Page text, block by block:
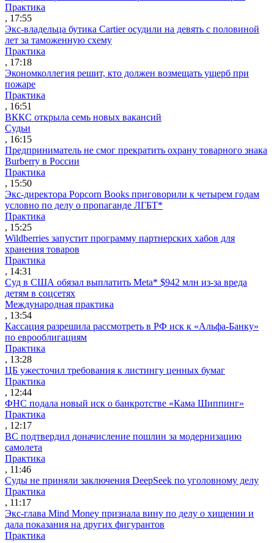
Практика
, 17:55
Экс-владельца бутика Cartier осудили на девять с половиной
лет за таможенную схему
Практика
, 17:18
Экономколлегия решит, кто должен возмещать ущерб при
пожаре
Практика
, 16:51
ВККС открыла семь новых вакансий
Судьи
, 16:15
Предприниматель не смог прекратить охрану товарного знака
Burberry в России
Практика
, 15:50
Экс-директора Popcorn Books приговорили к четырем годам
условно по делу о пропаганде ЛГБТ*
Практика
, 15:25
Wildberries запустит программу партнерских хабов для
хранения товаров
Практика
, 14:31
Суд в США обязал выплатить Meta* $942 млн из-за вреда
детям в соцсетях
Международная практика
, 13:54
Кассация разрешила рассмотреть в РФ иск к «Альфа-Банку»
по еврооблигациям
Практика
, 13:28
ЦБ ужесточил требования к листингу ценных бумаг
Практика
, 12:44
ФНС подала новый иск о банкротстве «Кама Шиппинг»
Практика
, 12:17
ВС подтвердил доначисление пошлин за модернизацию
самолета
Практика
, 11:46
Суды не приняли заключения DeepSeek по уголовному делу
Практика
, 11:17
Экс-глава Mind Money признала вину по делу о хищении и
дала показания на других фигурантов
Практика